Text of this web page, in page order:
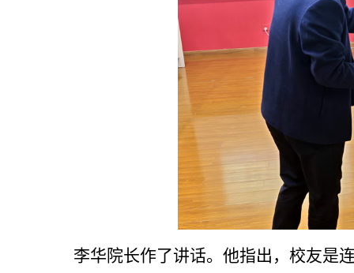
李华院长作了讲话。他指出，校友是